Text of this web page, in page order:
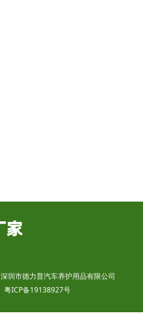
深圳市德力普汽车养护用品有限公司
粤ICP备19138927号